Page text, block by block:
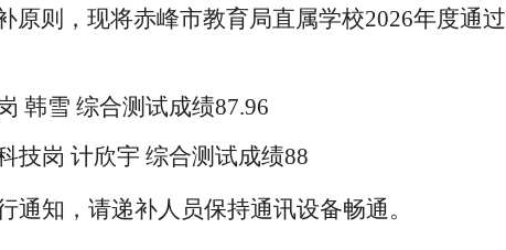
原则， 现将赤峰市教育局直属学校2026年度通过
韩雪 综合测试成绩87.96
技岗 计欣宇 综合测试成绩88
通知，请递补人员保持通讯设备畅通。